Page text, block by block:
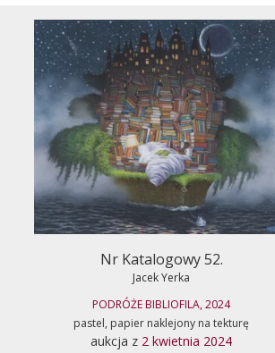
Nr Katalogowy 52.
Jacek Yerka
PODRÓŻE BIBLIOFILA, 2024
pastel, papier naklejony na tekturę
aukcja z 2 kwietnia 2024